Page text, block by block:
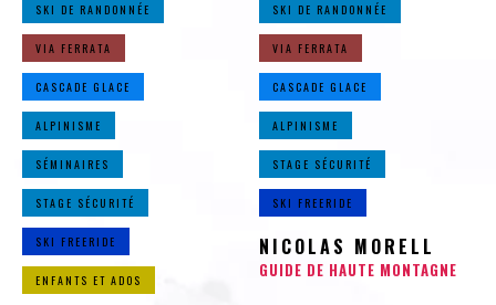
SKI DE RANDONNÉE
VIA FERRATA
CASCADE GLACE
ALPINISME
SÉMINAIRES
STAGE SÉCURITÉ
SKI FREERIDE
ENFANTS ET ADOS
SKI DE RANDONNÉE
VIA FERRATA
CASCADE GLACE
ALPINISME
STAGE SÉCURITÉ
SKI FREERIDE
NICOLAS MORELL
GUIDE DE HAUTE MONTAGNE